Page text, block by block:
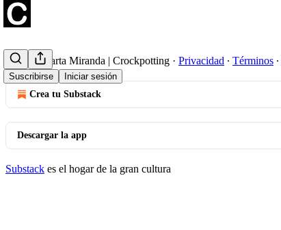
Suscribirse Iniciar sesión
© 2026 Marta Miranda | Crockpotting · Privacidad ∙ Términos ∙
Crea tu Substack
Descargar la app
Substack es el hogar de la gran cultura